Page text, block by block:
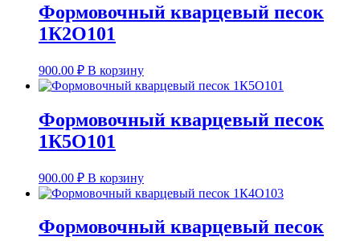
Формовочный кварцевый песок
1К2О101
900.00 ₽ В корзину
Формовочный кварцевый песок
1К5О101
900.00 ₽ В корзину
Формовочный кварцевый песок